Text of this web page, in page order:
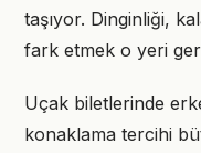
taşıyor. Dinginliği,
fark etmek o yeri
Uçak biletlerinde
konaklama tercihi